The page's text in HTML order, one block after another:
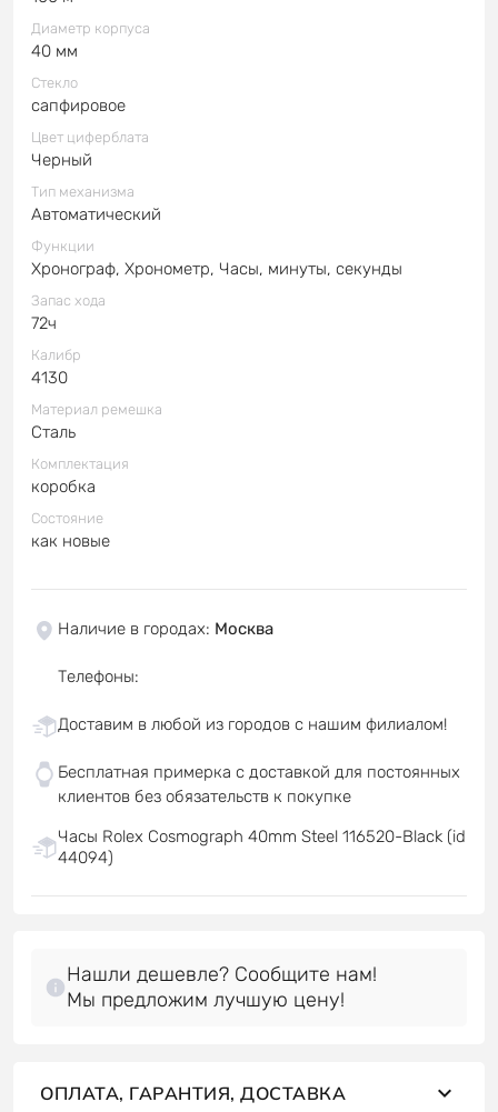
Диаметр корпуса
40 мм
Стекло
сапфировое
Цвет циферблата
Черный
Тип механизма
Автоматический
Функции
Хронограф, Хронометр, Часы, минуты, секунды
Запас хода
72ч
Калибр
4130
Материал ремешка
Сталь
Комплектация
коробка
Состояние
как новые
Наличие в городах: Москва
Телефоны:
Доставим в любой из городов с нашим филиалом!
Бесплатная примерка с доставкой для постоянных
клиентов без обязательств к покупке
Часы Rolex Cosmograph 40mm Steel 116520-Black (id
44094)
Нашли дешевле? Сообщите нам!
Мы предложим лучшую цену!
ОПЛАТА, ГАРАНТИЯ, ДОСТАВКА